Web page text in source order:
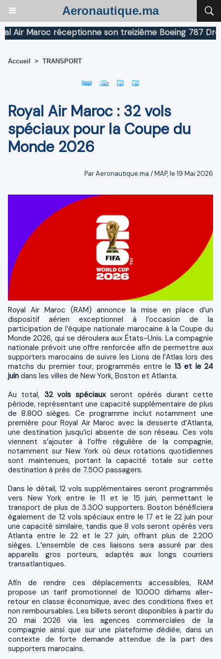
Aeronautique.ma
Maroc réceptionne son treizième Boeing 787
Accueil > TRANSPORT
Royal Air Maroc : 32 vols
spéciaux pour la Coupe du
Monde 2026
Par Aeronautique.ma / MAP, le 19 Mai 2026
Royal Air Maroc (RAM) annonce la mise en place d’un
dispositif aérien exceptionnel à l’occasion de la
participation de l’équipe nationale marocaine à la Coupe du
Monde 2026, qui se déroulera aux États-Unis. La compagnie
nationale prévoit une offre renforcée afin de permettre aux
supporters marocains de suivre les Lions de l’Atlas lors des
matchs du premier tour, programmés entre le 13 et le 24
juin dans les villes de New York, Boston et Atlanta.
Au total, 32 vols spéciauxseront opérés durant cette
période, représentant une capacité supplémentaire de plus
de 8.800 sièges. Ce programme inclut notamment une
première pour Royal Air Maroc avec la desserte d’Atlanta,
une destination jusqu’ici absente de son réseau. Ces vols
viennent s’ajouter à l’offre régulière de la compagnie,
notamment sur New York où deux rotations quotidiennes
sont maintenues, portant la capacité totale sur cette
destination à près de 7.500 passagers.
Dans le détail, 12 vols supplémentaires seront programmés
vers New York entre le 11 et le 15 juin, permettant le
transport de plus de 3.300 supporters. Boston bénéficiera
également de 12 vols spéciaux entre le 17 et le 22 juin pour
une capacité similaire, tandis que 8 vols seront opérés vers
Atlanta entre le 22 et le 27 juin, offrant plus de 2.200
sièges. L’ensemble de ces liaisons sera assuré par des
appareils gros porteurs, adaptés aux longs courriers
transatlantiques.
Afin de rendre ces déplacements accessibles, RAM
propose un tarif promotionnel de 10.000 dirhams aller-
retour en classe économique, avec des conditions fixes et
non remboursables. Les billets seront disponibles à partir du
20 mai 2026 via les agences commerciales de la
compagnie ainsi que sur une plateforme dédiée, dans un
contexte de forte demande attendue de la part des
supporters marocains.